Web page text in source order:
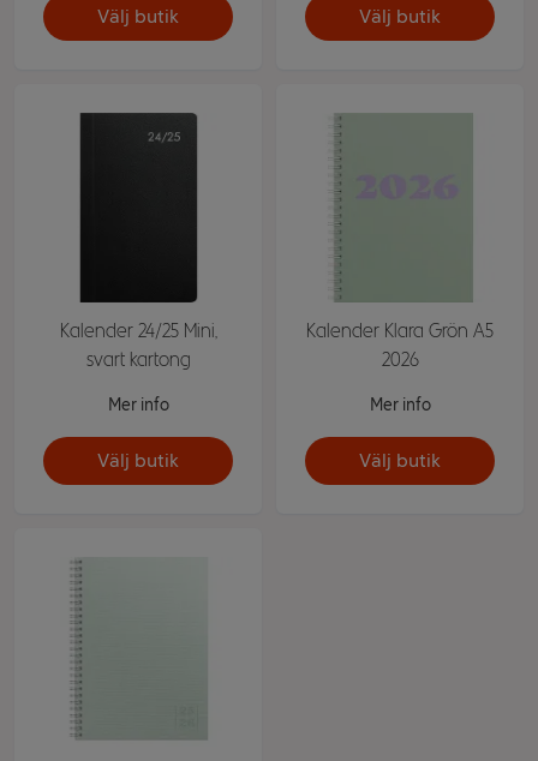
Välj butik Välj butik
Kalender 24/25 Mini,
svart kartong
Mer info
Välj butik
Kalender Klara Grön A5
2026
Mer info
Välj butik